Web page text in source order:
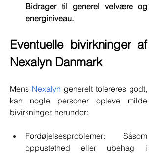
Bidrager til generel velvære og
energiniveau.
Eventuelle bivirkninger af
Nexalyn Danmark
Mens Nexalyn generelt tolereres godt,
kan nogle personer opleve milde
bivirkninger, herunder:
Fordøjelsesproblemer: Såsom
oppustethed eller ubehag i